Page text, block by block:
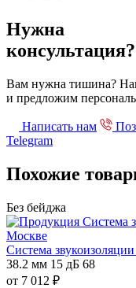
Нужна
консультация?
Вам нужна тишина?
и предложим
Написать нам
Telegram
Похожие
Без бейджа
Система
38.2 мм 15 дБ 68
от 7 012 ₽